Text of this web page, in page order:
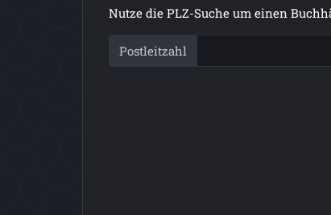
Nutze die PLZ-Suche um einen
Postleitzahl